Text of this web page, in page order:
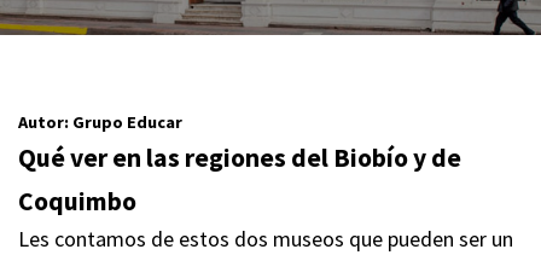
Autor: Grupo Educar
Qué ver en las regiones del Biobío y de
Coquimbo
Les contamos de estos dos museos que pueden ser un